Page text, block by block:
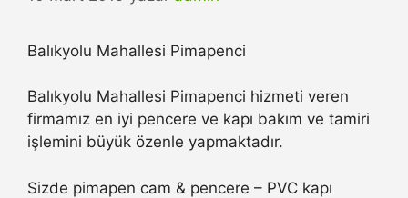
Balıkyolu Mahallesi Pimapenci
Balıkyolu Mahallesi Pimapenci hizmeti veren
firmamız en iyi pencere ve kapı bakım ve tamiri
işlemini büyük özenle yapmaktadır.
Sizde pimapen cam & pencere – PVC kapı